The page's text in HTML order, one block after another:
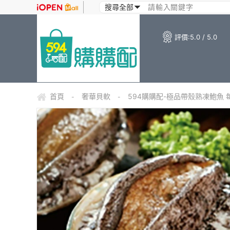
評價:5.0 / 5.0
首頁 - 奢華貝軟 - 594購購配-極品帶殼熟凍鮑魚